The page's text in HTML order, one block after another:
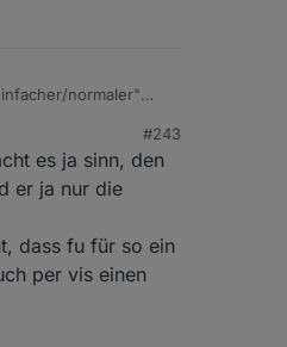
normaler"
#243
es ja sinn, den
er ja nur die
dass fu für so ein
per vis einen